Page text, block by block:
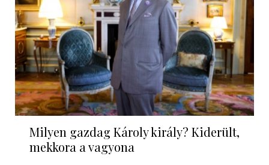
Milyen gazdag Károly király? Kiderült,
mekkora a vagyona